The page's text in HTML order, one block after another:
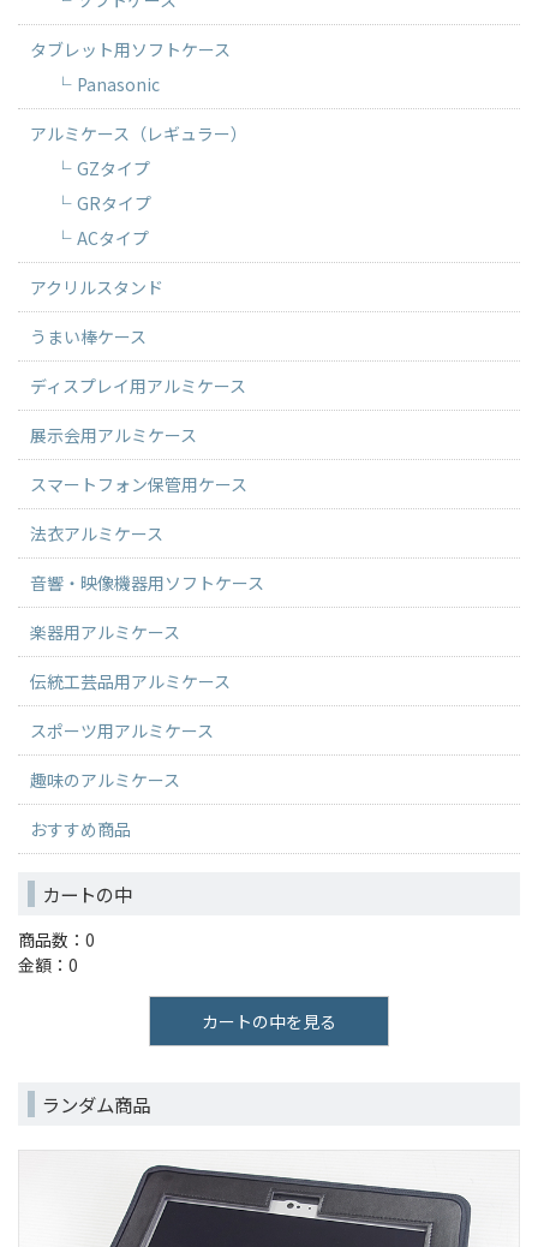
タブレット用ソフトケース
Panasonic
アルミケース（レギュラー）
GZタイプ
GRタイプ
ACタイプ
アクリルスタンド
うまい棒ケース
ディスプレイ用アルミケース
展示会用アルミケース
スマートフォン保管用ケース
法衣アルミケース
音響・映像機器用ソフトケース
楽器用アルミケース
伝統工芸品用アルミケース
スポーツ用アルミケース
趣味のアルミケース
おすすめ商品
カートの中
商品数：0
金額：0
カートの中を見る
ランダム商品